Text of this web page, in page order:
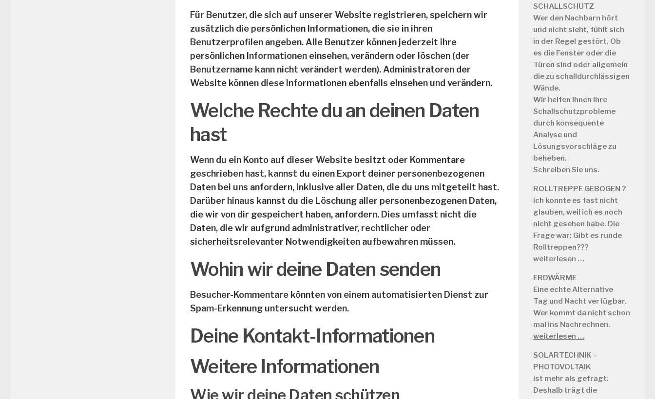
Für Benutzer, die sich auf unserer Website registrieren, speichern wir
zusätzlich die persönlichen Informationen, die sie in ihren
Benutzerprofilen angeben. Alle Benutzer können jederzeit ihre
persönlichen Informationen einsehen, verändern oder löschen (der
Benutzername kann nicht verändert werden). Administratoren der
Website können diese Informationen ebenfalls einsehen und verändern.
Welche Rechte du an deinen Daten
hast
Wenn du ein Konto auf dieser Website besitzt oder Kommentare
geschrieben hast, kannst du einen Export deiner personenbezogenen
Daten bei uns anfordern, inklusive aller Daten, die du uns mitgeteilt hast.
Darüber hinaus kannst du die Löschung aller personenbezogenen Daten,
die wir von dir gespeichert haben, anfordern. Dies umfasst nicht die
Daten, die wir aufgrund administrativer, rechtlicher oder
sicherheitsrelevanter Notwendigkeiten aufbewahren müssen.
Wohin wir deine Daten senden
Besucher-Kommentare könnten von einem automatisierten Dienst zur
Spam-Erkennung untersucht werden.
Deine Kontakt-Informationen
Weitere Informationen
SCHALLSCHUTZ
Wer den Nachbarn hört
und nicht sieht, fühlt sich
in der Regel gestört. Ob
es die Fenster oder die
Türen sind oder allgemein
die zu schalldurchlässigen
Wände.
Wir helfen Ihnen Ihre
Schallschutzprobleme
durch konsequente
Analyse und
Lösungsvorschläge zu
beheben.
Schreiben Sie uns.
ROLLTREPPE GEBOGEN ?
ich konnte es fast nicht
glauben, weil ich es noch
nicht gesehen habe. Die
Frage war: Gibt es runde
Rolltreppen???
weiterlesen …
ERDWÄRME
Eine echte Alternative
Tag und Nacht verfügbar.
Wer kommt da nicht schon
mal ins Nachrechnen.
weiterlesen …
SOLARTECHNIK –
PHOTOVOLTAIK
ist mehr als gefragt.
Deshalb trägt die